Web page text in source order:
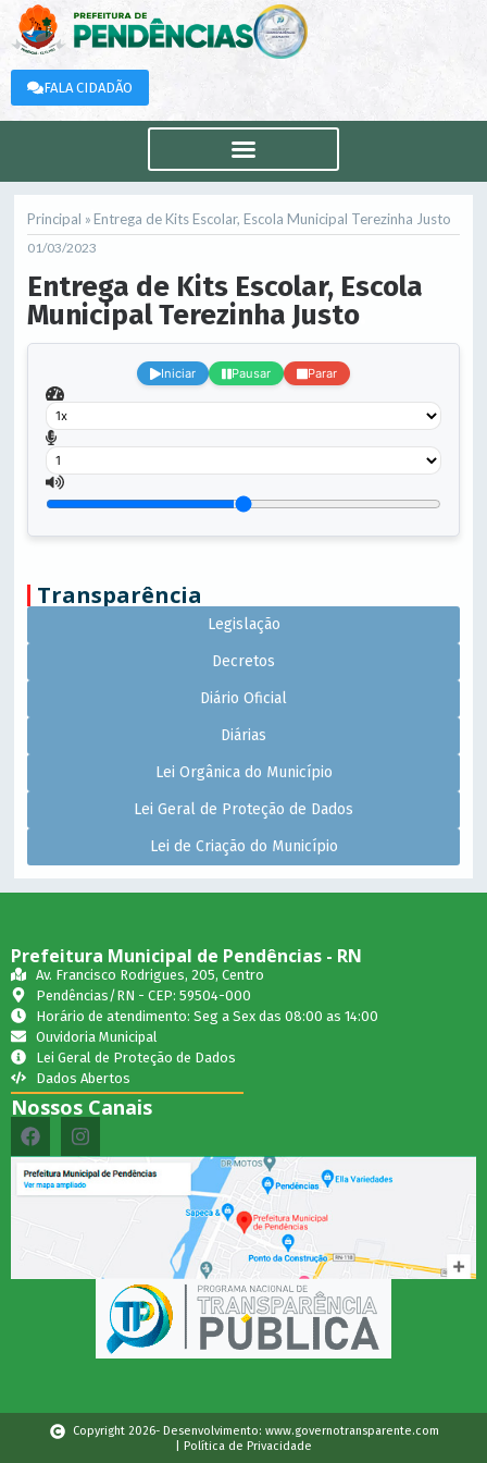
FALA CIDADÃO
Principal » Entrega de Kits Escolar, Escola Municipal Terezinha Justo
01/03/2023
Entrega de Kits Escolar, Escola
Municipal Terezinha Justo
Iniciar Pausar Parar
Transparência
Legislação
Decretos
Diário Oficial
Diárias
Lei Orgânica do Município
Lei Geral de Proteção de Dados
Lei de Criação do Município
Prefeitura Municipal de Pendências - RN
Av. Francisco Rodrigues, 205, Centro
Pendências/RN - CEP: 59504-000
Horário de atendimento: Seg a Sex das 08:00 as 14:00
Ouvidoria Municipal
Lei Geral de Proteção de Dados
Dados Abertos
Nossos Canais
Copyright 2026- Desenvolvimento: www.governotransparente.com
| Política de Privacidade